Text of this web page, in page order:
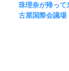
珠理奈が帰っ
古屋国際会議場